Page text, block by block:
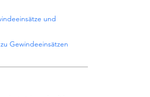
und
Gewindeeinsätzen